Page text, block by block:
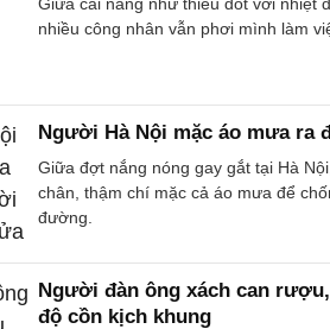
nhiều công nhân vẫn phơi mình làm
Người Hà Nội mặc áo mưa
Giữa đợt nắng nóng gay gắt tại Hà
chân, thậm chí mặc cả áo mưa để
đường.
Người đàn ông xách can
độ cồn kịch khung